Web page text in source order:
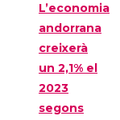
L’economia
andorrana
creixerà
un 2,1% el
2023
segons